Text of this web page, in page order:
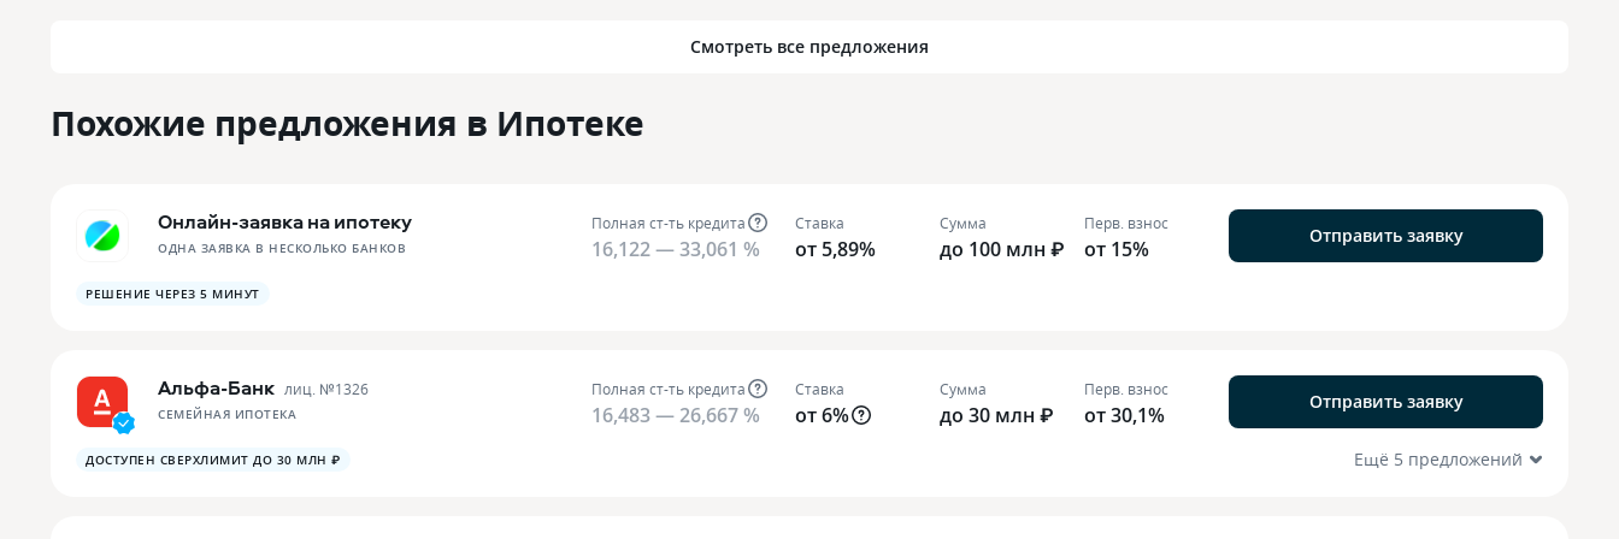
Смотреть все предложения
Похожие предложения в Ипотеке
Онлайн-заявка на ипотеку
ОДНА ЗАЯВКА В НЕСКОЛЬКО БАНКОВ
Полная ст-ть кредита
16,122 — 33,061 %
Ставка
от 5,89%
Сумма
до 100 млн ₽
Перв. взнос
от 15%
Отправить заявку
РЕШЕНИЕ ЧЕРЕЗ 5 МИНУТ
Альфа-Банк лиц. №1326
СЕМЕЙНАЯ ИПОТЕКА
Полная ст-ть кредита
16,483 — 26,667 %
Ставка
от 6%
Сумма
до 30 млн ₽
Перв. взнос
от 30,1%
Отправить заявку
ДОСТУПЕН СВЕРХЛИМИТ ДО 30 МЛН ₽ Ещё 5 предложений